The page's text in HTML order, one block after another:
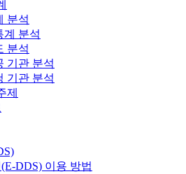
분석
계 분석
분석
기관 분석
기관 분석
제
DDS) 이용 방법